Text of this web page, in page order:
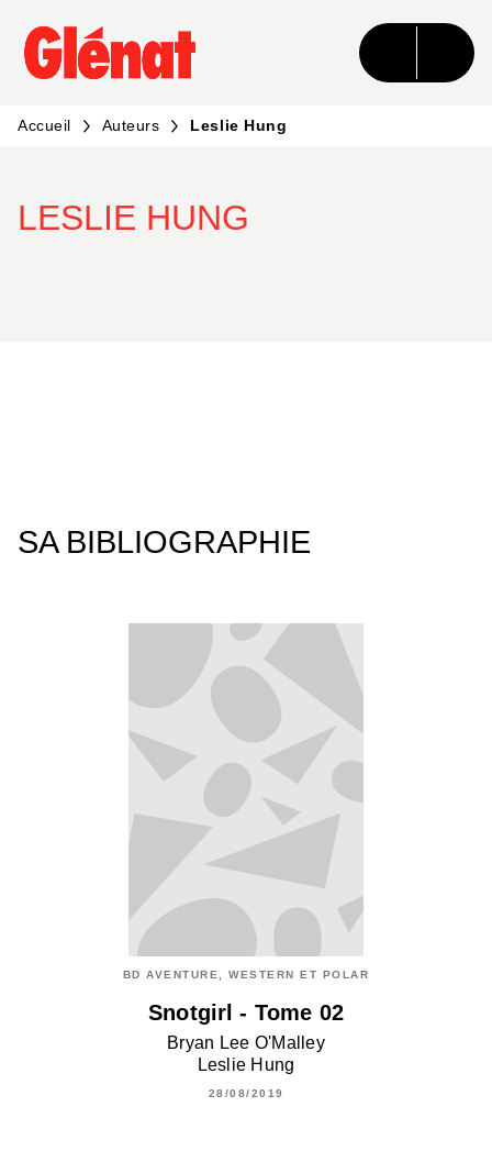
MENU RECHERCHE CONTENU
PIED DE PAGE
Accueil Auteurs Leslie Hung
LESLIE HUNG
SA BIBLIOGRAPHIE
BD AVENTURE, WESTERN ET POLAR
Snotgirl - Tome 02
Bryan Lee O'Malley
Leslie Hung
28/08/2019